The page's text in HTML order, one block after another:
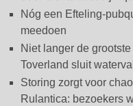
Nóg een Efteling-
meedoen
Niet langer de
Toverland sluit
Storing zorgt voor
Rulantica: bezoekers